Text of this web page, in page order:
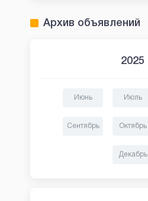
Архив объявлений
2025
Июнь Июль
Сентябрь Октябрь
Декабрь